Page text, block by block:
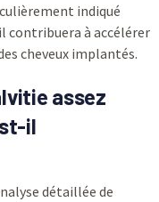
indiqué
contribuera à accélérer
cheveux implantés.
assez
il
détaillée de